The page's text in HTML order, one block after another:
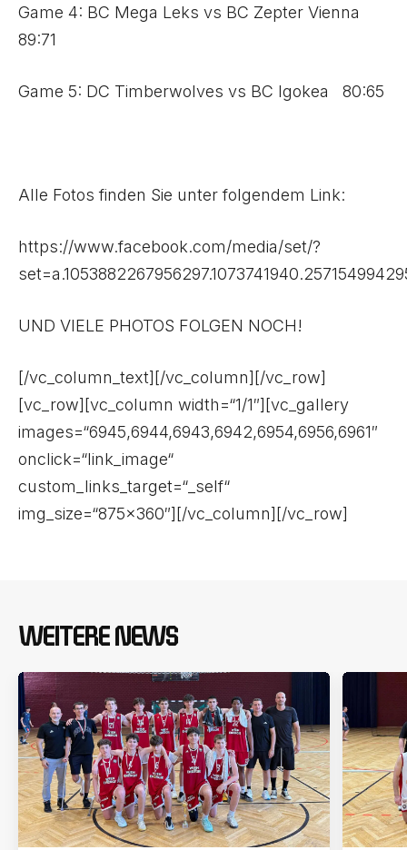
Game 4: BC Mega Leks vs BC Zepter Vienna
89:71
Game 5: DC Timberwolves vs BC Igokea 80:65
Alle Fotos finden Sie unter folgendem Link:
https://www.facebook.com/media/set/?
UND VIELE PHOTOS FOLGEN NOCH!
[/vc_column_text][/vc_column][/vc_row]
[vc_row][vc_column width=“1/1″][vc_gallery
images=“6945,6944,6943,6942,6954,6956,6961″
onclick=“link_image“
custom_links_target=“_self“
img_size=“875×360″][/vc_column][/vc_row]
WEITERE NEWS